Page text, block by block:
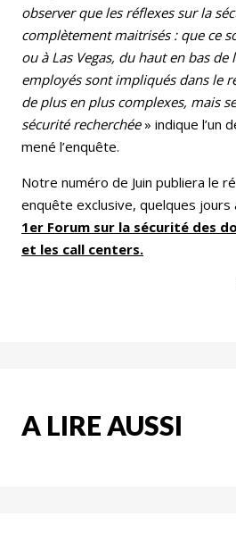
observer que les réflexes sur la
complètement maitrisés : que ce
ou à Las Vegas, du haut en bas de
employés sont impliqués dans le
de plus en plus complexes, mais
sécurité recherchée» indique l’un
mené l’enquête.
Notre numéro de Juin publiera le
enquête exclusive, quelques
1er Forum sur la sécurité des
et les call centers.
A LIRE AUSSI